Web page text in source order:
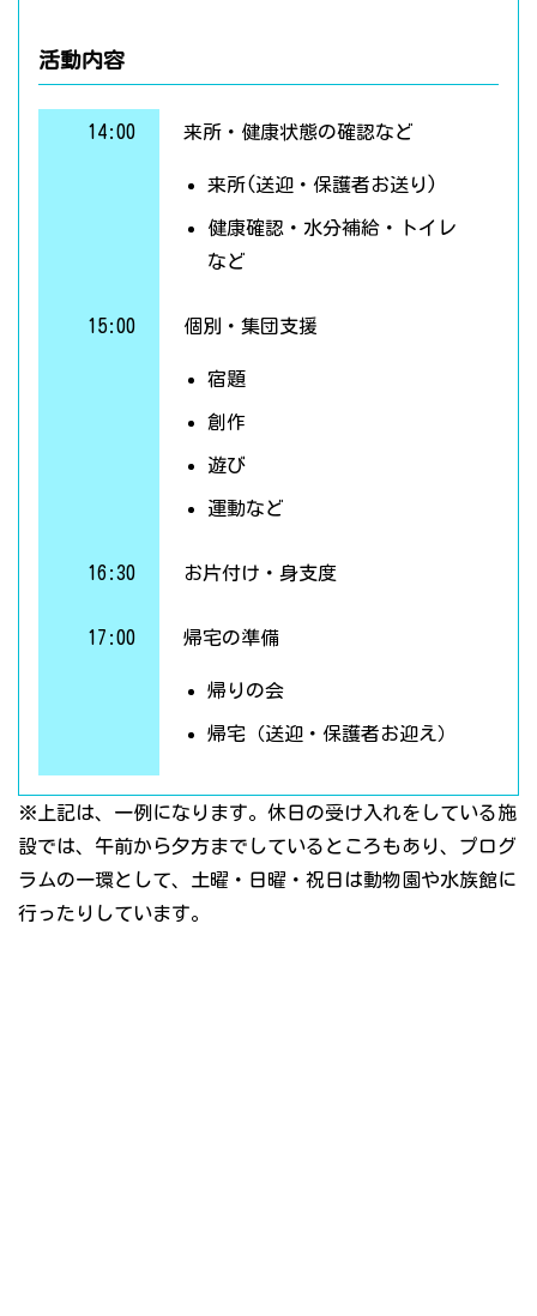
活動内容
14:00 来所・健康状態の確認など
来所(送迎・保護者お送り)
健康確認・水分補給・トイレ
など
15:00 個別・集団支援
宿題
創作
遊び
運動など
16:30 お片付け・身支度
17:00 帰宅の準備
帰りの会
帰宅（送迎・保護者お迎え）
※上記は、一例になります。休日の受け入れをしている施
設では、午前から夕方までしているところもあり、プログ
ラムの一環として、土曜・日曜・祝日は動物園や水族館に
行ったりしています。